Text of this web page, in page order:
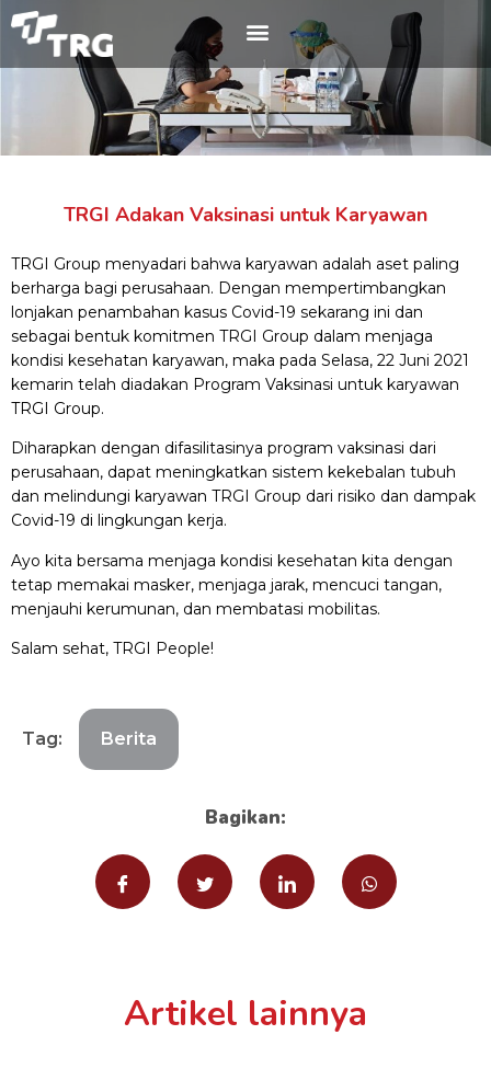
TRGI Adakan Vaksinasi untuk Karyawan
TRGI Group menyadari bahwa karyawan adalah aset paling
berharga bagi perusahaan. Dengan mempertimbangkan
lonjakan penambahan kasus Covid-19 sekarang ini dan
sebagai bentuk komitmen TRGI Group dalam menjaga
kondisi kesehatan karyawan, maka pada Selasa, 22 Juni 2021
kemarin telah diadakan Program Vaksinasi untuk karyawan
TRGI Group.
Diharapkan dengan difasilitasinya program vaksinasi dari
perusahaan, dapat meningkatkan sistem kekebalan tubuh
dan melindungi karyawan TRGI Group dari risiko dan dampak
Covid-19 di lingkungan kerja.
Ayo kita bersama menjaga kondisi kesehatan kita dengan
tetap memakai masker, menjaga jarak, mencuci tangan,
menjauhi kerumunan, dan membatasi mobilitas.
Salam sehat, TRGI People!
Tag: Berita
Bagikan:
Artikel lainnya